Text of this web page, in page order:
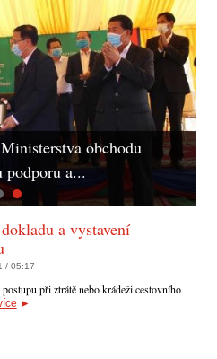
obchodu
podporu a...
a vystavení
/ 05:17
při ztrátě nebo krádeži cestovního
►